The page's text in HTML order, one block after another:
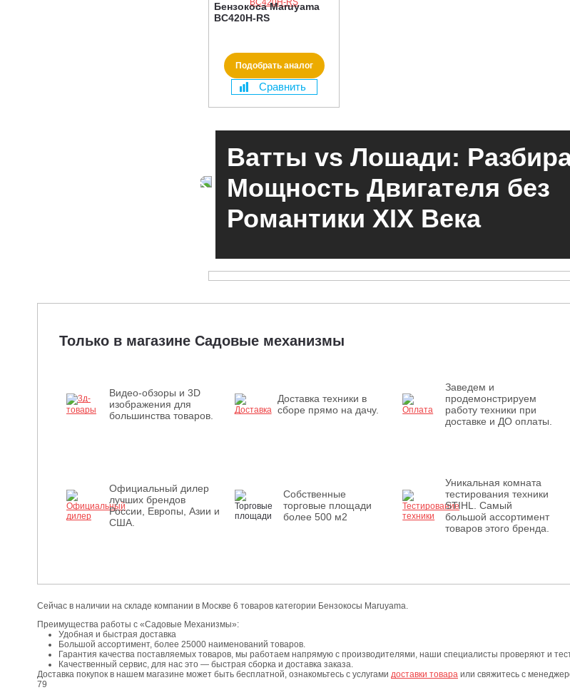
Бензокоса Maruyama
BC420H-RS
Подобрать аналог
Сравнить
Ватты vs Лошади:
Мощность Двигателя без
Романтики XIX Века
Только в магазине Садовые механизмы
Видео-обзоры и 3D
изображения для
большинства товаров.
Доставка техники в
сборе прямо на дачу.
Заведем и
продемонстрируем
работу техники при
доставке и ДО оплаты.
Официальный дилер
лучших брендов
России, Европы, Азии и
США.
Собственные
торговые площади
более 500 м2
Уникальная комната
тестирования техники
STIHL. Самый
большой ассортимент
товаров этого бренда.
Сейчас в наличии на складе компании в Москве 6 товаров категории Бензокосы Maruyama.
Преимущества работы с «Садовые Механизмы»:
Удобная и быстрая доставка
Большой ассортимент, более 25000 наименований товаров.
Гарантия качества поставляемых товаров, мы работаем напрямую с производителями, наши специалисты проверяют и
Качественный сервис, для нас это — быстрая сборка и доставка заказа.
Доставка покупок в нашем магазине может быть бесплатной, ознакомьтесь с услугами доставки товара или свяжитесь с
79